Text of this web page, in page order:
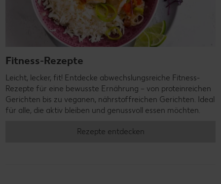
Fitness-Rezepte
Leicht, lecker, fit! Entdecke abwechslungsreiche Fitness-
Rezepte für eine bewusste Ernährung – von proteinreichen
Gerichten bis zu veganen, nährstoffreichen Gerichten. Ideal
für alle, die aktiv bleiben und genussvoll essen möchten.
Rezepte entdecken